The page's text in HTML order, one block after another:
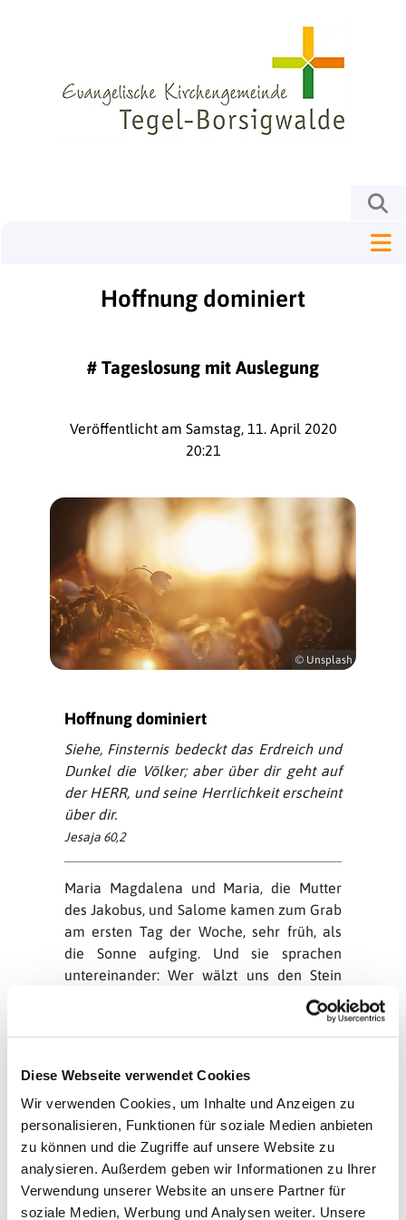
Diese Webseite verwendet Cookies
Wir verwenden Cookies, um Inhalte und Anzeigen zu
personalisieren, Funktionen für soziale Medien anbieten
zu können und die Zugriffe auf unsere Website zu
analysieren. Außerdem geben wir Informationen zu Ihrer
Verwendung unserer Website an unsere Partner für
soziale Medien, Werbung und Analysen weiter. Unsere
Hoffnung dominiert
# Tageslosung mit Auslegung
Veröffentlicht am Samstag, 11. April 2020
20:21
© Unsplash
Hoffnung dominiert
Siehe, Finsternis bedeckt das Erdreich und
Dunkel die Völker; aber über dir geht auf
der HERR, und seine Herrlichkeit erscheint
über dir.
Jesaja 60,2
Maria Magdalena und Maria, die Mutter
des Jakobus, und Salome kamen zum Grab
am ersten Tag der Woche, sehr früh, als
die Sonne aufging. Und sie sprachen
untereinander: Wer wälzt uns den Stein
von des Grabes Tür? Und sie sahen hin und
wurden gewahr, dass der Stein
weggewälzt war.
In den biblischen Texten dominiert immer
die Hoffnung. Selbst in den schlimmsten
Situationen feiern sie den Sieg des Lebens.
Losung und Lehrtext des heutigen
Ostersonntags spiegeln das eindrücklich
wider. Barbarische Herrscher